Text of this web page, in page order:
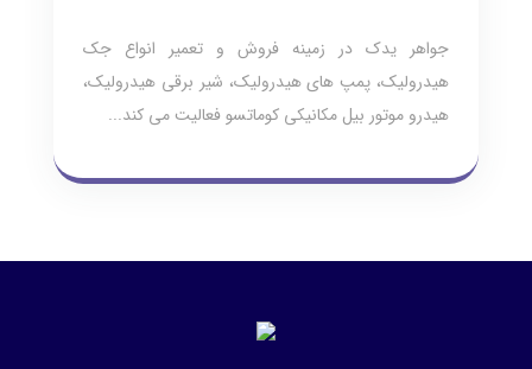
جواهر یدک در زمینه فروش و تعمیر انواع جک
هیدرولیک، پمپ های هیدرولیک، شیر برقی هیدرولیک،
هیدرو موتور بیل مکانیکی کوماتسو فعالیت می کند...